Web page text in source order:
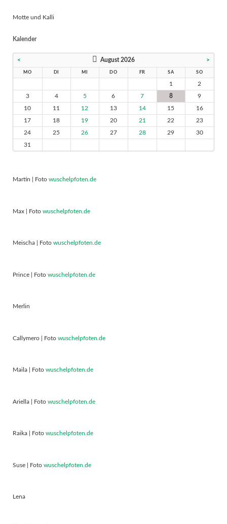
Motte und Kalli
Kalender
< August 2026 >
MO DI MI DO FR SA SO
1
2
3
4 5 6 7 8
9
10
11 12 13 14 15
16
17
18 19 20 21 22
23
24
25 26 27 28 29
30
31
Martin | Foto wuschelpfoten.de
Max | Foto wuschelpfoten.de
Meischa | Foto wuschelpfoten.de
Prince | Foto wuschelpfoten.de
Merlin
Callymero | Foto wuschelpfoten.de
Maila | Foto wuschelpfoten.de
Ariella | Foto wuschelpfoten.de
Raika | Foto wuschelpfoten.de
Suse | Foto wuschelpfoten.de
Lena